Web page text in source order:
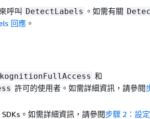
呼叫 DetectLabels 。如需有關
回應 。
和
許可的使用者。如需詳細資訊，請參閱
。如需詳細資訊，請參閱步驟 2：設